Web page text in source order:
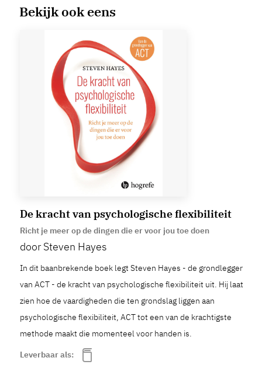
Bekijk ook eens
De kracht van psychologische flexibiliteit
Richt je meer op de dingen die er voor jou toe doen
door Steven Hayes
In dit baanbrekende boek legt Steven Hayes - de grondlegger
van ACT - de kracht van psychologische flexibiliteit uit. Hij laat
zien hoe de vaardigheden die ten grondslag liggen aan
psychologische flexibiliteit, ACT tot een van de krachtigste
methode maakt die momenteel voor handen is.
Leverbaar als: